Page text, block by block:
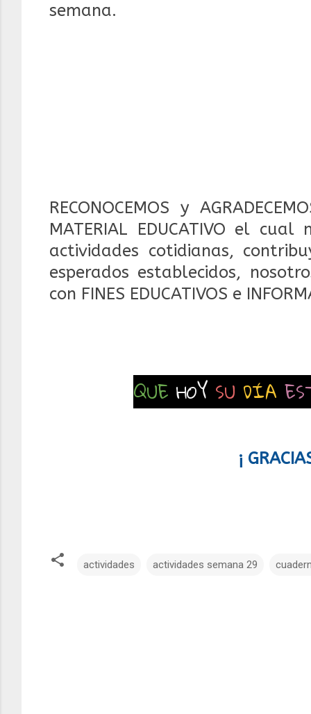
semana.
RECONOCEMOS y
MATERIAL EDUCATIVO el
actividades cotidianas,
esperados establecidos,
con FINES EDUCATIVOS e
QUE HOY SU DÍA
¡
actividades actividades semana 29